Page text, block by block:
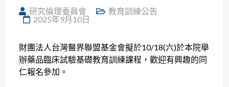
研究倫理委員會
教育訓練公告
2025年9月10日
財團法人台灣醫界聯盟基金會擬於10/18(六)於本院舉
辦藥品臨床試驗基礎教育訓練課程，歡迎有興趣的同
仁報名參加。